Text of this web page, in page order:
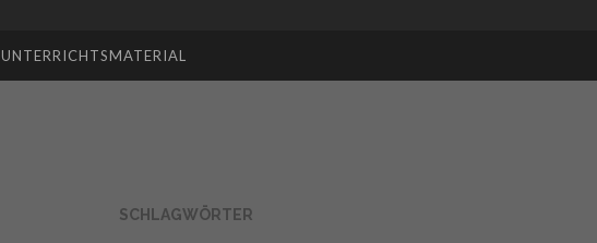
UNTERRICHTSMATERIAL
SCHLAGWÖRTER